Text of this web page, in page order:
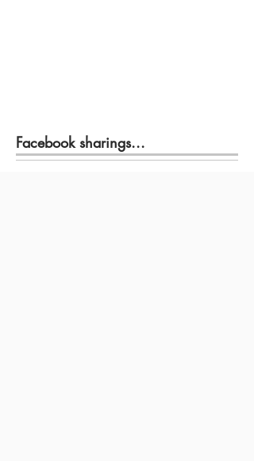
Facebook sharings...